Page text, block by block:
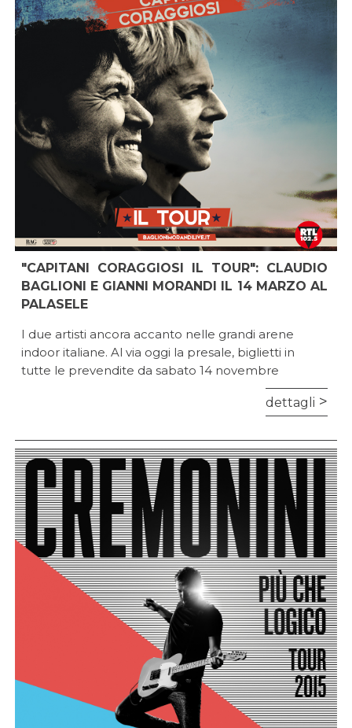
"CAPITANI CORAGGIOSI IL TOUR": CLAUDIO
BAGLIONI E GIANNI MORANDI IL 14 MARZO AL
PALASELE
I due artisti ancora accanto nelle grandi arene
indoor italiane. Al via oggi la presale, biglietti in
tutte le prevendite da sabato 14 novembre
dettagli